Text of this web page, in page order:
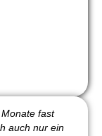
fast
auch nur ein